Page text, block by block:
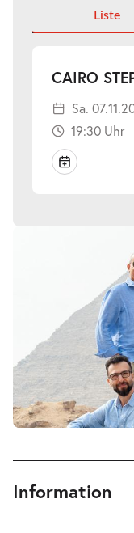
Liste
CAIRO
Sa.
19:30 Uhr
Information